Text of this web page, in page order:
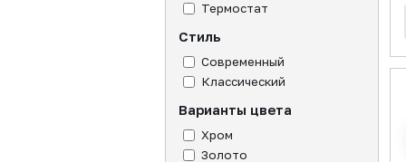
Термостат
Стиль
Современный
Классический
Варианты цвета
Хром
Золото